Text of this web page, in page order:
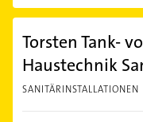
Torsten Tank-
Haustechnik
SANITÄRINSTALLATIONEN